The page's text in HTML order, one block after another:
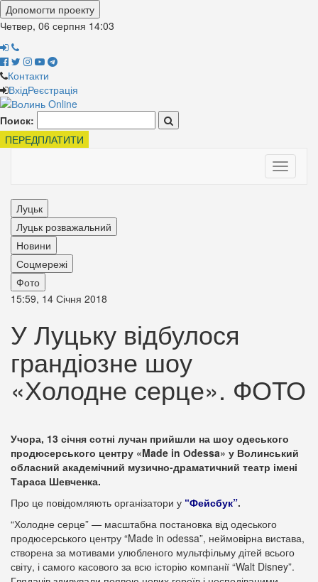
Допомогти проекту
Четвер, 06 серпня 14:03
Контакти
ВхідРеєстрація
Поиск:
ПЕРЕДПЛАТИТИ
Toggle
Луцьк
Луцьк розважальний
Новини
Соцмережі
Фото
15:59, 14 Січня 2018
У Луцьку відбулося
грандіозне шоу
«Холодне серце». ФОТО
Учора, 13 січня сотні лучан прийшли на шоу одеського
продюсерського центру «Made in Оdessa» у Волинський
обласний академічний музично-драматичний театр імені
Тараса Шевченка.
Про це повідомляють організатори у “Фейсбук”.
“Холодне серце” — масштабна постановка від одеського
продюсерського центру “Made in odessa”, неймовірна вистава,
створена за мотивами улюбленого мультфільму дітей всього
світу, і самого касового за всю історію компанії “Walt Disney”.